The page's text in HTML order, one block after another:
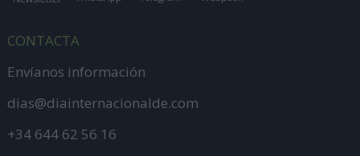
CONTACTA
Envíanos información
dias@diainternacionalde.com
+34 644 62 56 16